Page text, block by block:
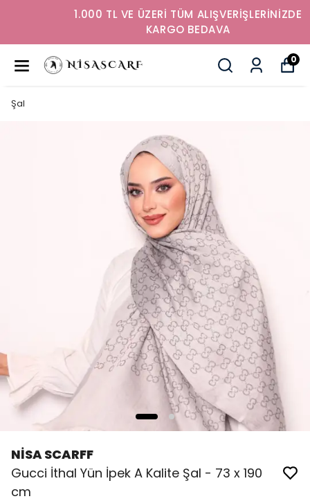
1.000 TL VE ÜZERİ TÜM ALIŞVERİŞLERİNİZDE
KARGO BEDAVA
0
Şal
NİSA SCARFF
Gucci İthal Yün İpek A Kalite Şal - 73 x 190
cm